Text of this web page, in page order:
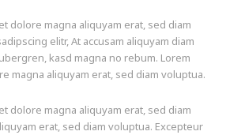
dolore magna aliquyam erat, sed diam
elitr, At accusam aliquyam diam
kasd magna no rebum. Lorem
magna aliquyam erat, sed diam voluptua.
dolore magna aliquyam erat, sed diam
erat, sed diam voluptua. Excepteur